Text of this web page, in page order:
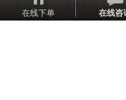
由此可见，“改变命运，走
否已经意识到了唤醒潜意
在线下单 在线咨